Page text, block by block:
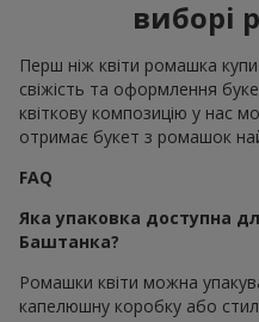
виборі
Перш ніж квіти ромашка
свіжість та оформлення
квіткову композицію у нас
отримає букет з ромашок
FAQ
Яка упаковка доступна
Баштанка?
Ромашки квіти можна
капелюшну коробку або